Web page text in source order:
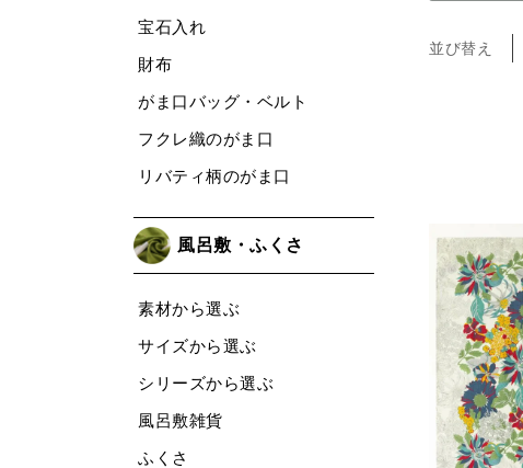
宝石入れ
財布
がま口バッグ・ベルト
フクレ織のがま口
リバティ柄のがま口
風呂敷・ふくさ
素材から選ぶ
サイズから選ぶ
シリーズから選ぶ
風呂敷雑貨
ふくさ
並び替え